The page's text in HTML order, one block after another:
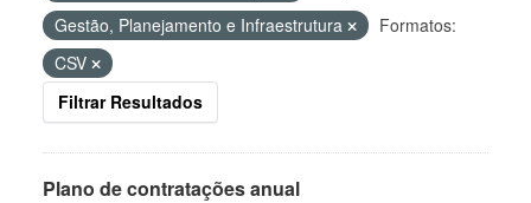
Gestão, Planejamento e Infraestrutura
Formatos:
CSV
Filtrar Resultados
Plano de contratações anual